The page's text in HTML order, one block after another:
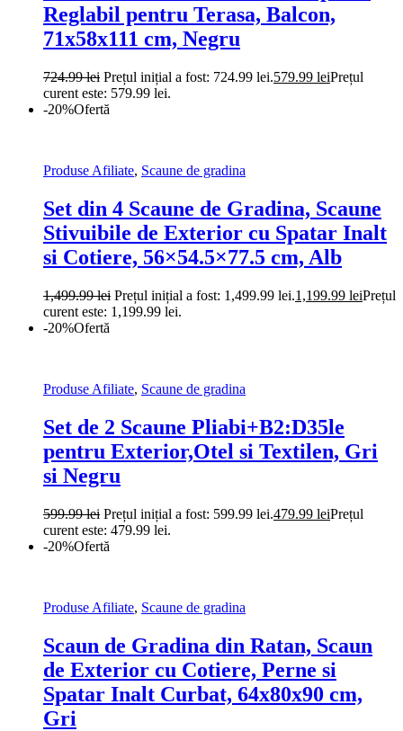
Reglabil pentru Terasa, Balcon,
71x58x111 cm, Negru
724.99lei Prețul inițial a fost: 724.99 lei.579.99 leiPrețul
curent este: 579.99 lei.
-20%Ofertă
Produse Afiliate, Scaune de gradina
Set din 4 Scaune de Gradina, Scaune
Stivuibile de Exterior cu Spatar Inalt
si Cotiere, 56×54.5×77.5 cm, Alb
1,499.99lei Prețul inițial a fost: 1,499.99 lei.1,199.99 leiPrețul
curent este: 1,199.99 lei.
-20%Ofertă
Produse Afiliate, Scaune de gradina
Set de 2 Scaune Pliabi+B2:D35le
pentru Exterior,Otel si Textilen, Gri
si Negru
599.99lei Prețul inițial a fost: 599.99 lei.479.99 leiPrețul
curent este: 479.99 lei.
-20%Ofertă
Produse Afiliate, Scaune de gradina
Scaun de Gradina din Ratan, Scaun
de Exterior cu Cotiere, Perne si
Spatar Inalt Curbat, 64x80x90 cm,
Gri